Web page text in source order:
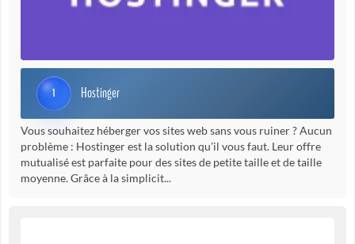
1 Hostinger
Vous souhaitez héberger vos sites web sans vous ruiner ? Aucun
problème : Hostinger est la solution qu’il vous faut. Leur offre
mutualisé est parfaite pour des sites de petite taille et de taille
moyenne. Grâce à la simplicit...